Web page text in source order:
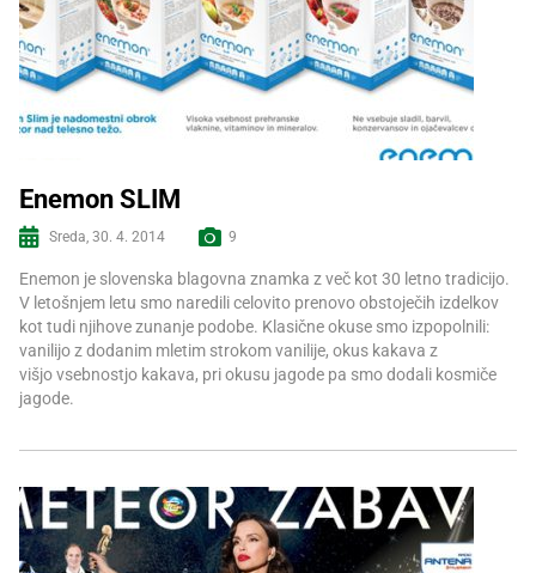
Več informacij
Enemon SLIM
Sreda, 30. 4. 2014 9
Enemon je slovenska blagovna znamka z več kot 30 letno tradicijo.
V letošnjem letu smo naredili celovito prenovo obstoječih izdelkov
kot tudi njihove zunanje podobe. Klasične okuse smo izpopolnili:
vanilijo z dodanim mletim strokom vanilije, okus kakava z
višjo vsebnostjo kakava, pri okusu jagode pa smo dodali kosmiče
jagode.